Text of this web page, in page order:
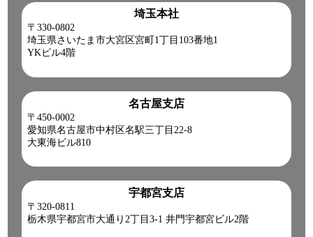
埼玉本社
〒330-0802
埼玉県さいたま市大宮区宮町1丁目103番地1
YKビル4階
名古屋支店
〒450-0002
愛知県名古屋市中村区名駅三丁目22-8
大東海ビル810
宇都宮支店
〒320-0811
栃木県宇都宮市大通り2丁目3-1 井門宇都宮ビル2階